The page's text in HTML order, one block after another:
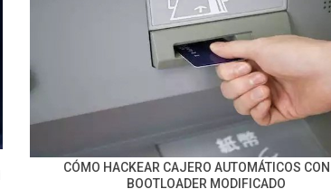
CÓMO HACKEAR CAJERO AUTOMÁTICOS CON
BOOTLOADER MODIFICADO